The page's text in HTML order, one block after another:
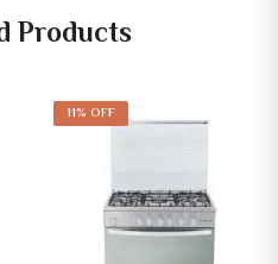
Products
11% OFF